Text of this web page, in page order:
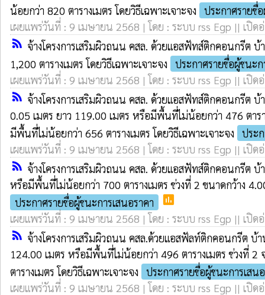
น้อยกว่า 820 ตารางเมตร โดยวิธีเฉพาะเจาะจง
ประกาศรายชื่
เผยแพร่วันที่ : 9 เมษายน 2568 | โดย : ระบบ rss Egp || เปิด
rss_feed จ้างโครงการเสริมผิวถนน คสล. ด้วยแอสฟัทส์ติกคอนกรีต
1,200 ตารางเมตร โดยวิธีเฉพาะเจาะจง
ประกาศรายชื่อผู้ชนะก
เผยแพร่วันที่ : 9 เมษายน 2568 | โดย : ระบบ rss Egp || เปิด
rss_feed จ้างโครงการเสริมผิวถนน คสล. ด้วยแอสฟัทส์ติกคอนกรีต
0.05 เมตร ยาว 119.00 เมตร หรือมีพื้นที่ไม่น้อยกว่า 476 ตา
มีพื้นที่ไม่น้อยกว่า 656 ตารางเมตร โดยวิธีเฉพาะเจาะจง
ประ
เผยแพร่วันที่ : 9 เมษายน 2568 | โดย : ระบบ rss Egp || เปิด
rss_feed จ้างโครงการเสริมผิวถนน คสล. ด้วยแอสฟัทส์ติกคอนกรีต
หรือมีพื้นที่ไม่น้อยกว่า 700 ตารางเมตร ช่วงที่ 2 ขนาดกว้าง
ประกาศรายชื่อผู้ชนะการเสนอราคา
poll
เผยแพร่วันที่ : 9 เมษายน 2568 | โดย : ระบบ rss Egp || เปิด
rss_feed จ้างโครงการเสริมผิวถนน คสล.ด้วยแอสฟัลท์ติกคอนกรีต
124.00 เมตร หรือมีพื้นที่ไม่น้อยกว่า 496 ตารางเมตร ช่วงที่
ตารางเมตร โดยวิธีเฉพาะเจาะจง
ประกาศรายชื่อผู้ชนะการเสน
เผยแพร่วันที่ : 9 เมษายน 2568 | โดย : ระบบ rss Egp || เปิด